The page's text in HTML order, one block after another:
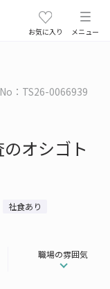
お気に入り メニュー
No：TS26-0066939
オシゴト
社食あり
職場の雰囲気